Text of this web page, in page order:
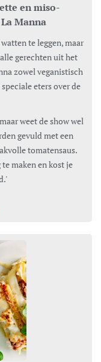
en miso-
Manna
gerechten uit het
zowel veganistisch
eters over de
weet de show wel
gevuld met een
tomatensaus.
te maken en kost je